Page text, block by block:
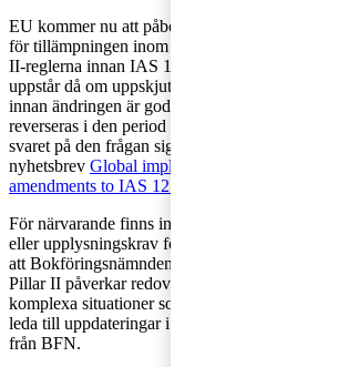
EU kommer nu att påbörja sin process för att
för tillämpningen inom EU. Företag kan
II-reglerna innan IAS 12-ändringen får
uppstår då om uppskjutna skatter till följd av
innan ändringen är godkänd för tillämpning, för
reverseras i den period när IAS 12 ändringen
svaret på den frågan signa upp dig och läs mer
nyhetsbrev Global implementation of Pillar
amendments to IAS 12 – endorsement and
För närvarande finns ingen information om
eller upplysningskrav för berörda K3-
att Bokföringsnämnden (BFN) behöver
Pillar II påverkar redovisningen av uppskjuten
komplexa situationer som kan uppstå även i
leda till uppdateringar i K3-regelverket eller till
från BFN.